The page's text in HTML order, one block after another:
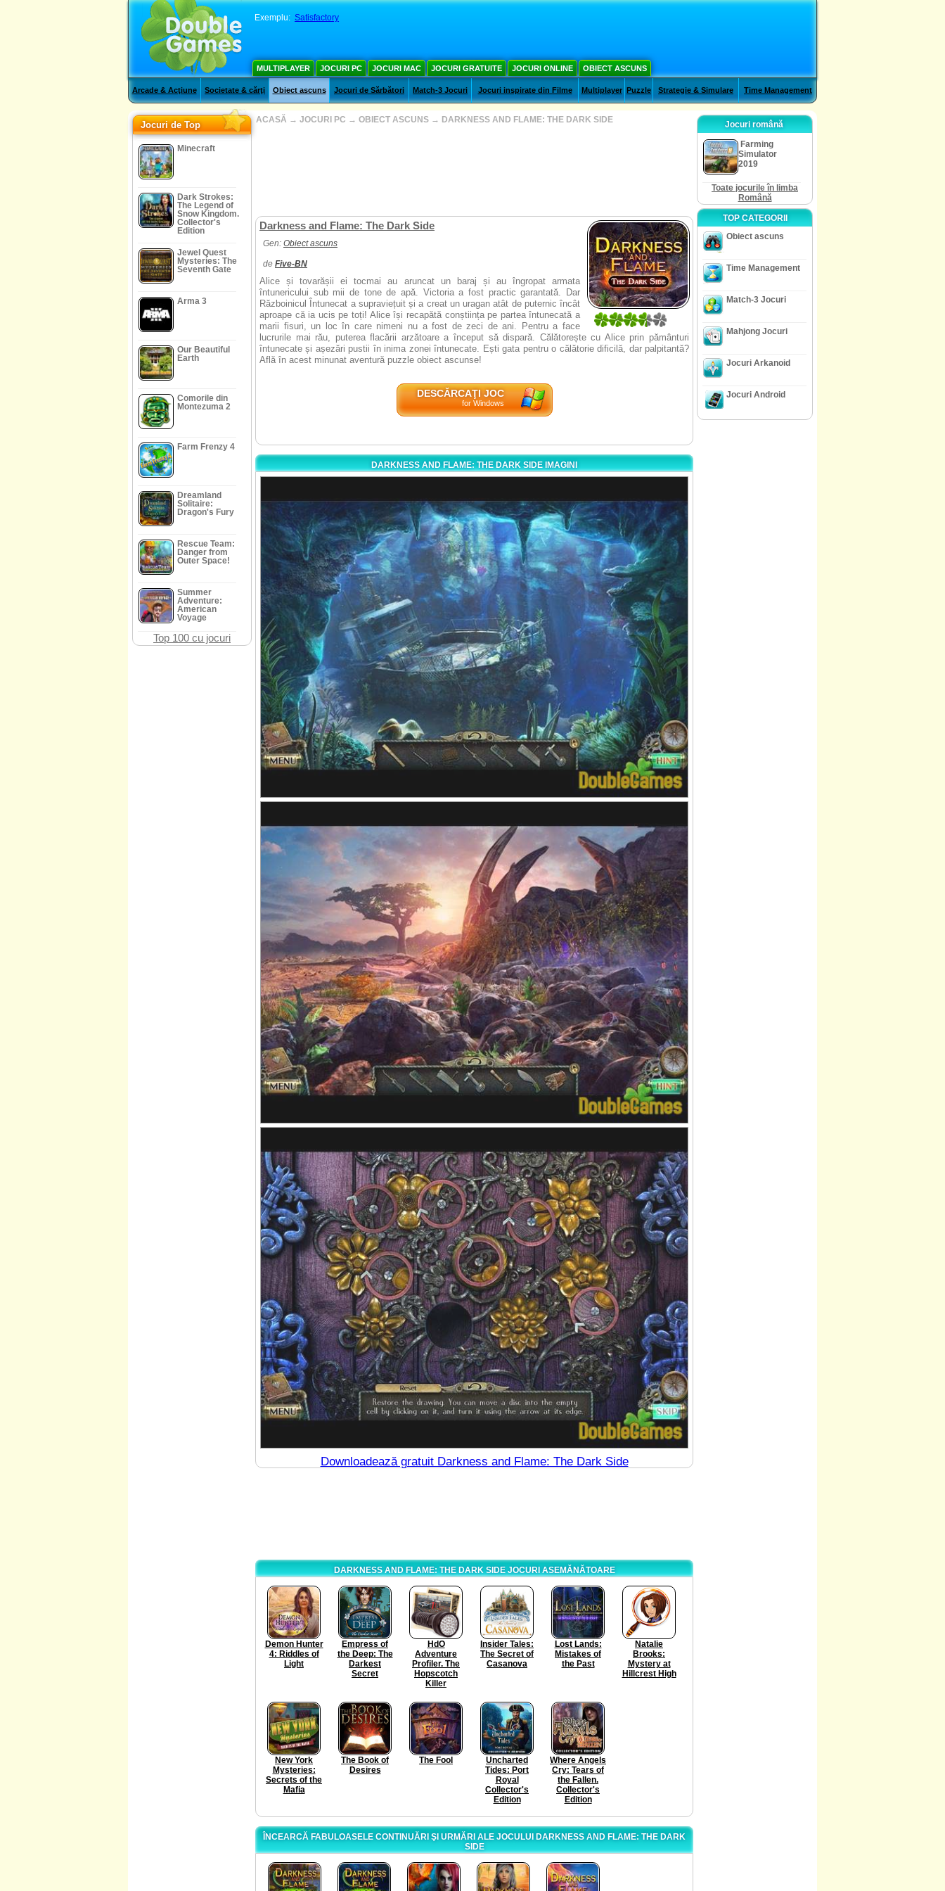
Exemplu: Satisfactory
MULTIPLAYER JOCURI PC JOCURI MAC JOCURI GRATUITE JOCURI ONLINE OBIECT ASCUNS
Arcade & Acţiune Societate & cărţi Obiect ascuns Jocuri de Sărbători Match-3 Jocuri Jocuri inspirate din Filme Multiplayer Puzzle Strategie & Simulare Time Management
Jocuri de Top
Minecraft
Dark Strokes:
The Legend of
Snow Kingdom.
Collector's
Edition
Jewel Quest
Mysteries: The
Seventh Gate
Arma 3
Our Beautiful
Earth
Comorile din
Montezuma 2
Farm Frenzy 4
Dreamland
Solitaire:
Dragon's Fury
Rescue Team:
Danger from
Outer Space!
Summer
Adventure:
American
Voyage
Top 100 cu jocuri
ACASĂ → JOCURI PC → OBIECT ASCUNS → DARKNESS AND FLAME: THE DARK SIDE
5
Darkness and Flame: The Dark Side
Gen: Obiect ascuns
de Five-BN
Alice și tovarășii ei tocmai au aruncat un baraj și au îngropat armata
întunericului sub mii de tone de apă. Victoria a fost practic garantată. Dar
Războinicul Întunecat a supraviețuit și a creat un uragan atât de puternic încât
aproape că ia ucis pe toți! Alice își recapătă conștiința pe partea întunecată a
marii fisuri, un loc în care nimeni nu a fost de zeci de ani. Pentru a face
lucrurile mai rău, puterea flacării arzătoare a început să dispară. Călătorește cu Alice prin pământuri
întunecate și așezări pustii în inima zonei întunecate. Ești gata pentru o călătorie dificilă, dar palpitantă?
Află în acest minunat aventură puzzle obiect ascunse!
DESCĂRCAŢI JOC
for Windows
DARKNESS AND FLAME: THE DARK SIDE IMAGINI
Downloadează gratuit Darkness and Flame: The Dark Side
DARKNESS AND FLAME: THE DARK SIDE JOCURI ASEMĂNĂTOARE
Demon Hunter
4: Riddles of
Light
Empress of
the Deep: The
Darkest
Secret
HdO
Adventure
Profiler. The
Hopscotch
Killer
Insider Tales:
The Secret of
Casanova
Lost Lands:
Mistakes of
the Past
Natalie
Brooks:
Mystery at
Hillcrest High
New York
Mysteries:
Secrets of the
Mafia
The Book of
Desires
The Fool
Uncharted
Tides: Port
Royal
Collector's
Edition
Where Angels
Cry: Tears of
the Fallen.
Collector's
Edition
ÎNCEARCĂ FABULOASELE CONTINUĂRI ŞI URMĂRI ALE JOCULUI DARKNESS AND FLAME: THE DARK
SIDE
Jocuri română
Farming
Simulator
2019
Toate jocurile în limba
Română
TOP CATEGORII
Obiect ascuns
Time Management
Match-3 Jocuri
Mahjong Jocuri
Jocuri Arkanoid
Jocuri Android